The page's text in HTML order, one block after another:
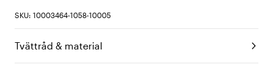
SKU: 10003464-1058-10005
Tvättråd & material